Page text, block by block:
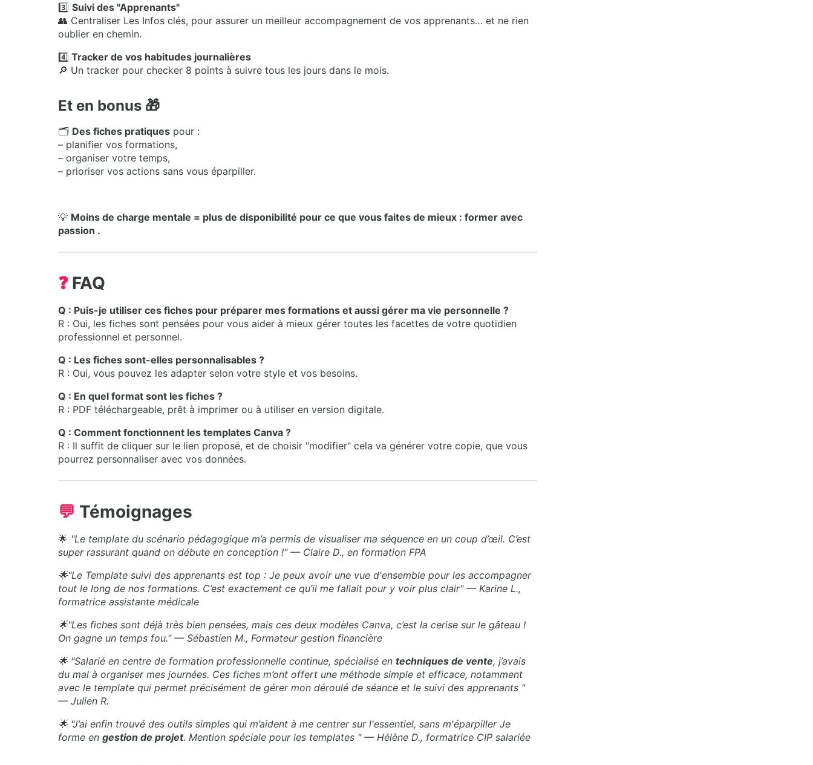
3️⃣ Suivi des "Apprenants"
👥 Centraliser Les Infos clés, pour assurer un meilleur accompagnement de vos apprenants… et ne rien
oublier en chemin.
4️⃣ Tracker de vos habitudes journalières
🔎 Un tracker pour checker 8 points à suivre tous les jours dans le mois.
Et en bonus 🎁
🗂️ Des fiches pratiques pour :
– planifier vos formations,
– organiser votre temps,
– prioriser vos actions sans vous éparpiller.
💡 Moins de charge mentale = plus de disponibilité pour ce que vous faites de mieux : former avec
passion .
❓ FAQ
Q : Puis-je utiliser ces fiches pour préparer mes formations et aussi gérer ma vie personnelle ?
R : Oui, les fiches sont pensées pour vous aider à mieux gérer toutes les facettes de votre quotidien
professionnel et personnel.
Q : Les fiches sont-elles personnalisables ?
R : Oui, vous pouvez les adapter selon votre style et vos besoins.
Q : En quel format sont les fiches ?
R : PDF téléchargeable, prêt à imprimer ou à utiliser en version digitale.
Q : Comment fonctionnent les templates Canva ?
R : Il suffit de cliquer sur le lien proposé, et de choisir "modifier" cela va générer votre copie, que vous
pourrez personnaliser avec vos données.
💬 Témoignages
🌟 "Le template du scénario pédagogique m’a permis de visualiser ma séquence en un coup d’œil. C’est
super rassurant quand on débute en conception !" — Claire D., en formation FPA
🌟"Le Template suivi des apprenants est top : Je peux avoir une vue d'ensemble pour les accompagner
tout le long de nos formations. C’est exactement ce qu’il me fallait pour y voir plus clair" — Karine L.,
formatrice assistante médicale
🌟"Les fiches sont déjà très bien pensées, mais ces deux modèles Canva, c’est la cerise sur le gâteau !
On gagne un temps fou." — Sébastien M., Formateur gestion financière
🌟 "Salarié en centre de formation professionnelle continue, spécialisé en techniques de vente, j’avais
du mal à organiser mes journées. Ces fiches m’ont offert une méthode simple et efficace, notamment
avec le template qui permet précisément de gérer mon déroulé de séance et le suivi des apprenants "
— Julien R.
🌟 "J’ai enfin trouvé des outils simples qui m’aident à me centrer sur l'essentiel, sans m'éparpiller Je
forme en gestion de projet. Mention spéciale pour les templates " — Hélène D., formatrice CIP salariée